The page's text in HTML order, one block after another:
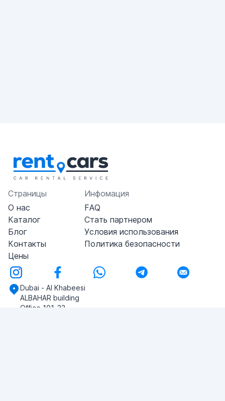
Страницы
О нас
Каталог
Блог
Контакты
Цены
Инфомация
FAQ
Стать партнером
Условия использования
Политика безопасности
Dubai - Al Khabeesi
ALBAHAR building
Office 101-33